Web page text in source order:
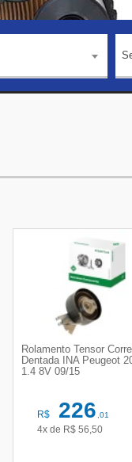
Rolamento Tensor
Dentada INA Peugeot
1.4 8V 09/15
R$ 226,01
4x de R$ 56,50